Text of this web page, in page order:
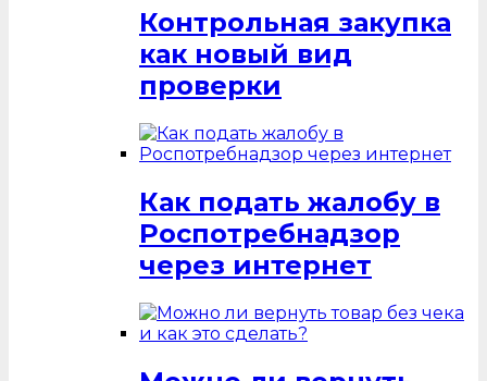
Контрольная закупка
как новый вид
проверки
Как подать жалобу в
Роспотребнадзор
через интернет